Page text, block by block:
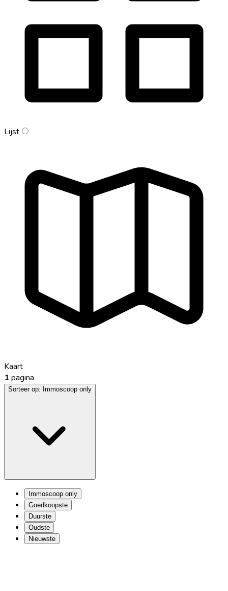
Lijst
Kaart
1 pagina
Sorteer op: Immoscoop only
Immoscoop only
Goedkoopste
Duurste
Oudste
Nieuwste